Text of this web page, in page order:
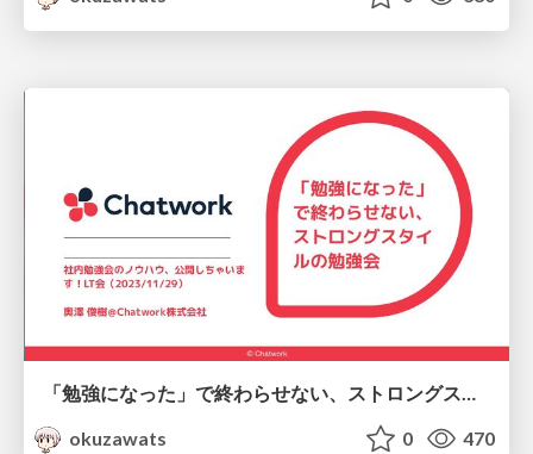
「勉強になった」で終わらせない、ストロングスタイルの勉強会
okuzawats
0 470